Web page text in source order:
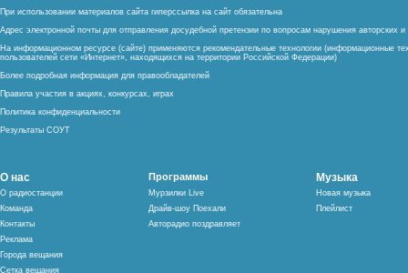
При использовании материалов сайта гиперссылка на сайт обязательна
Адрес электронной почты для отправления досудебной претензии по вопросам нарушения авторских
На информационном ресурсе (сайте) применяются рекомендательные технологии (информационные
пользователей сети «Интернет», находящихся на территории Российской Федерации)
Более подробная информация для правообладателей
Правила участия в акциях, конкурсах, играх
Политика конфиденциальности
Результаты СОУТ
О нас
О радиостанции
Команда
Контакты
Реклама
Города вещания
Сетка вещания
Программы
Мурзилки Live
Драйв-шоу Поехали
Авторадио поздравляет
Музыка
Новая музыка
Плейлист